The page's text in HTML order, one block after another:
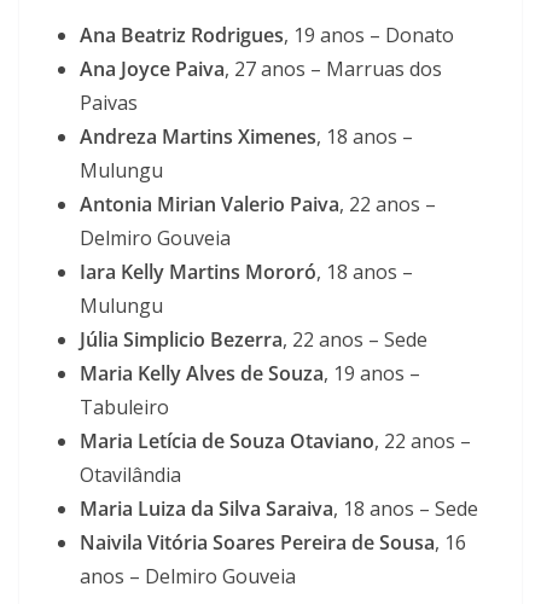
Ana Beatriz Rodrigues, 19 anos – Donato
Ana Joyce Paiva, 27 anos – Marruas dos
Paivas
Andreza Martins Ximenes, 18 anos –
Mulungu
Antonia Mirian Valerio Paiva, 22 anos –
Delmiro Gouveia
Iara Kelly Martins Mororó, 18 anos –
Mulungu
Júlia Simplicio Bezerra, 22 anos – Sede
Maria Kelly Alves de Souza, 19 anos –
Tabuleiro
Maria Letícia de Souza Otaviano, 22 anos –
Otavilândia
Maria Luiza da Silva Saraiva, 18 anos – Sede
Naivila Vitória Soares Pereira de Sousa, 16
anos – Delmiro Gouveia